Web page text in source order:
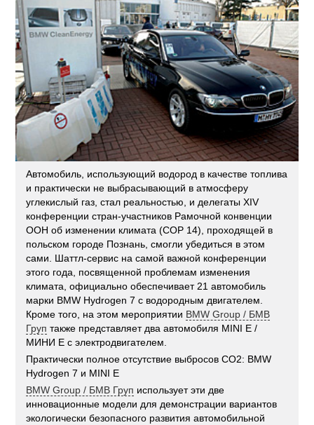
Автомобиль, использующий водород в качестве топлива
и практически не выбрасывающий в атмосферу
углекислый газ, стал реальностью, и делегаты XIV
конференции стран-участников Рамочной конвенции
ООН об изменении климата (COP 14), проходящей в
польском городе Познань, смогли убедиться в этом
сами. Шаттл-сервис на самой важной конференции
этого года, посвященной проблемам изменения
климата, официально обеспечивает 21 автомобиль
марки BMW Hydrogen 7 с водородным двигателем.
Кроме того, на этом мероприятии BMW Group / БМВ
Груп также представляет два автомобиля MINI E /
МИНИ E с электродвигателем.
Практически полное отсутствие выбросов CO2: BMW
Hydrogen 7 и MINI E
BMW Group / БМВ Груп использует эти две
инновационные модели для демонстрации вариантов
экологически безопасного развития автомобильной